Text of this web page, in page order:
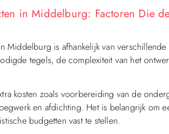
in Middelburg: Factoren Die
Middelburg is afhankelijk van
tegels, de complexiteit van het
kosten zoals voorbereiding van de
en afdichting. Het is belangrijk om
budgetten vast te stellen.